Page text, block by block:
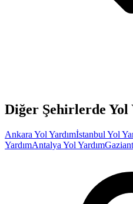
Diğer Şehirlerde Yol
Ankara Yol Yardımİstanbul Yol
YardımAntalya Yol Yardım